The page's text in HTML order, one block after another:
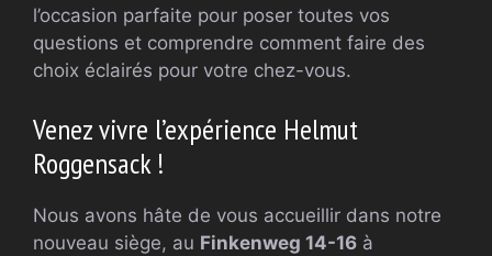
l’occasion parfaite pour poser toutes vos
questions et comprendre comment faire des
choix éclairés pour votre chez-vous.
Venez vivre l’expérience Helmut
Roggensack !
Nous avons hâte de vous accueillir dans notre
nouveau siège, au Finkenweg 14-16 à